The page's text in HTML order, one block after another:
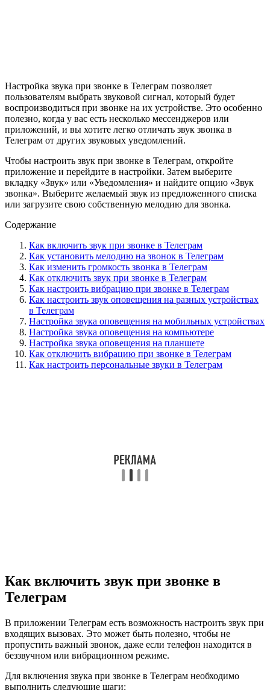
Настройка звука при звонке в Телеграм позволяет
пользователям выбрать звуковой сигнал, который будет
воспроизводиться при звонке на их устройстве. Это особенно
полезно, когда у вас есть несколько мессенджеров или
приложений, и вы хотите легко отличать звук звонка в
Телеграм от других звуковых уведомлений.
Чтобы настроить звук при звонке в Телеграм, откройте
приложение и перейдите в настройки. Затем выберите
вкладку «Звук» или «Уведомления» и найдите опцию «Звук
звонка». Выберите желаемый звук из предложенного списка
или загрузите свою собственную мелодию для звонка.
Содержание
Как включить звук при звонке в Телеграм
Как установить мелодию на звонок в Телеграм
Как изменить громкость звонка в Телеграм
Как отключить звук при звонке в Телеграм
Как настроить вибрацию при звонке в Телеграм
Как настроить звук оповещения на разных устройствах
в Телеграм
Настройка звука оповещения на мобильных устройствах
Настройка звука оповещения на компьютере
Настройка звука оповещения на планшете
Как отключить вибрацию при звонке в Телеграм
Как настроить персональные звуки в Телеграм
Как включить звук при звонке в
Телеграм
В приложении Телеграм есть возможность настроить звук при
входящих вызовах. Это может быть полезно, чтобы не
пропустить важный звонок, даже если телефон находится в
беззвучном или вибрационном режиме.
Для включения звука при звонке в Телеграм необходимо
выполнить следующие шаги: